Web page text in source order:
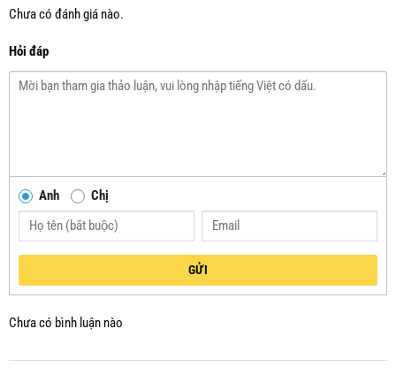
Chưa có đánh giá nào.
Hỏi đáp
Anh Chị
GỬI
Chưa có bình luận nào